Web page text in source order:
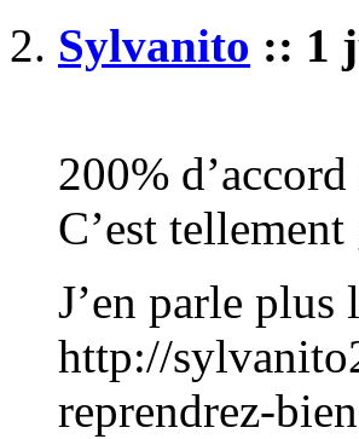
Sylvanito :: 1
200%
C’est
J’en parle
http://
reprendrez-